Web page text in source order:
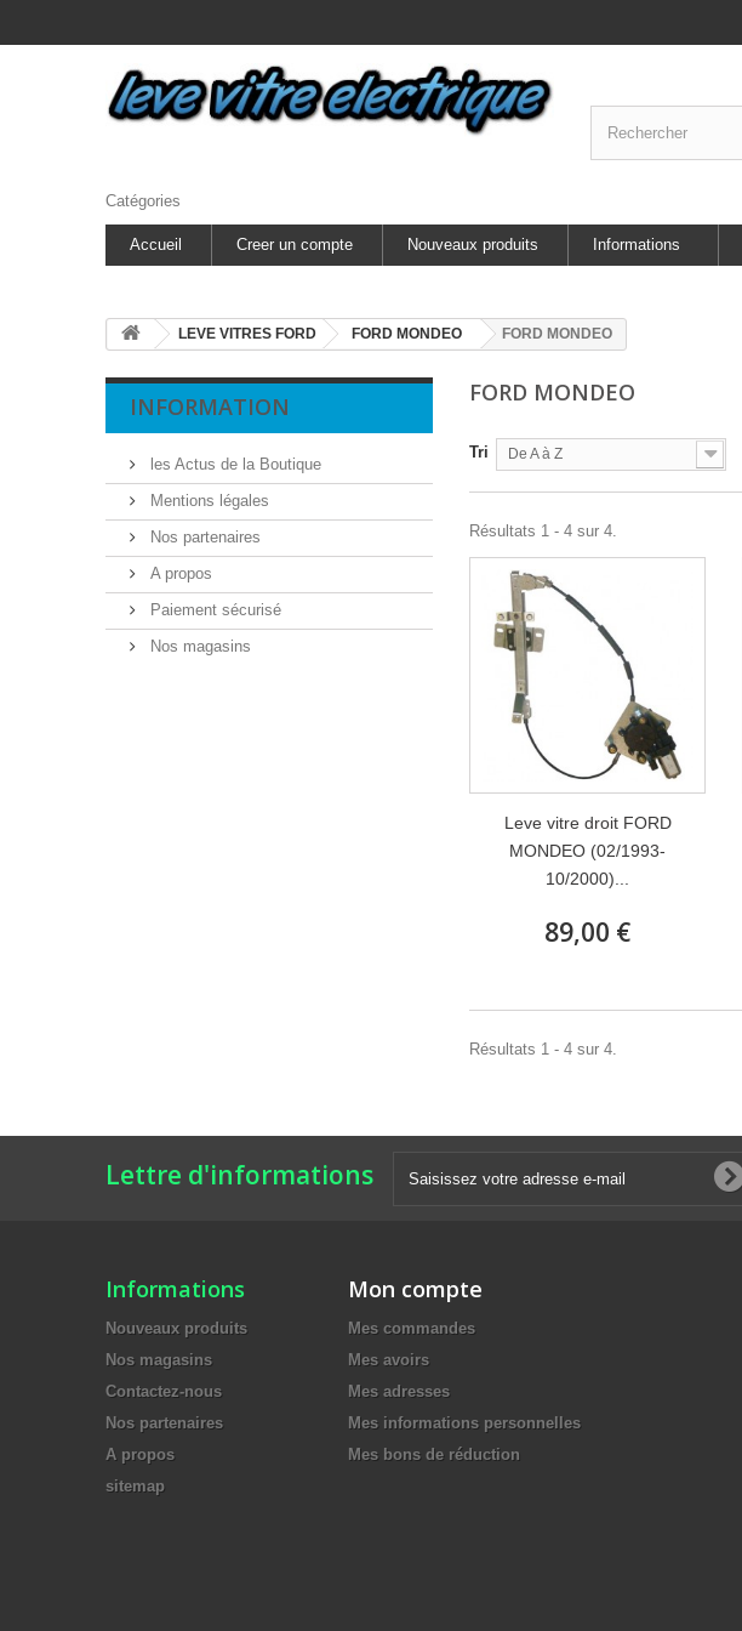
Catégories
Accueil Creer un compte Nouveaux produits Informations
LEVE VITRES FORD FORD MONDEO FORD MONDEO
INFORMATION
les Actus de la Boutique
Mentions légales
Nos partenaires
A propos
Paiement sécurisé
Nos magasins
FORD MONDEO
Tri De A à Z
Résultats 1 - 4 sur 4.
Leve vitre droit FORD
MONDEO (02/1993-
10/2000)...
89,00 €
Résultats 1 - 4 sur 4.
Lettre d'informations
Informations
Nouveaux produits
Nos magasins
Contactez-nous
Nos partenaires
A propos
sitemap
Mon compte
Mes commandes
Mes avoirs
Mes adresses
Mes informations personnelles
Mes bons de réduction